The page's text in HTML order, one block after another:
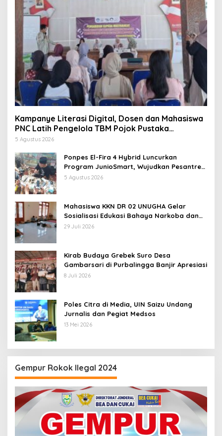
Kampanye Literasi Digital, Dosen dan Mahasiswa
PNC Latih Pengelola TBM Pojok Pustaka
Majenang Produksi Konten Medsos
5 Agustus 2026
Ponpes El-Fira 4 Hybrid Luncurkan
Program JunioSmart, Wujudkan Pesantren
Digital
5 Agustus 2026
Mahasiswa KKN DR 02 UNUGHA Gelar
Sosialisasi Edukasi Bahaya Narkoba dan
Tanggap Ular di Masjid Fathurrahman
29 Juli 2026
Kirab Budaya Grebek Suro Desa
Gambarsari di Purbalingga Banjir Apresiasi
8 Juli 2026
Poles Citra di Media, UIN Saizu Undang
Jurnalis dan Pegiat Medsos
13 Mei 2026
Gempur Rokok Ilegal 2024